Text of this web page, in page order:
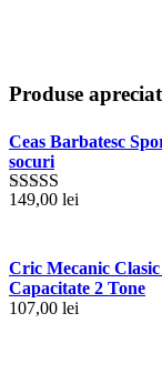
Produse
Ceas Barbatesc
socuri
Evaluat la
149,00 lei
Cric Mecanic
Capacitate 2 Tone
107,00 lei